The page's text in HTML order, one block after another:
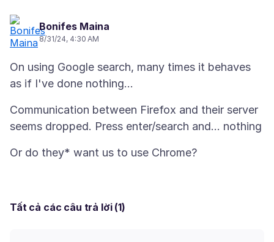
Bonifes Maina
8/31/24, 4:30 AM
On using Google search, many times it behaves
Communication between Firefox and their server
Tất cả các câu trả lời (1)